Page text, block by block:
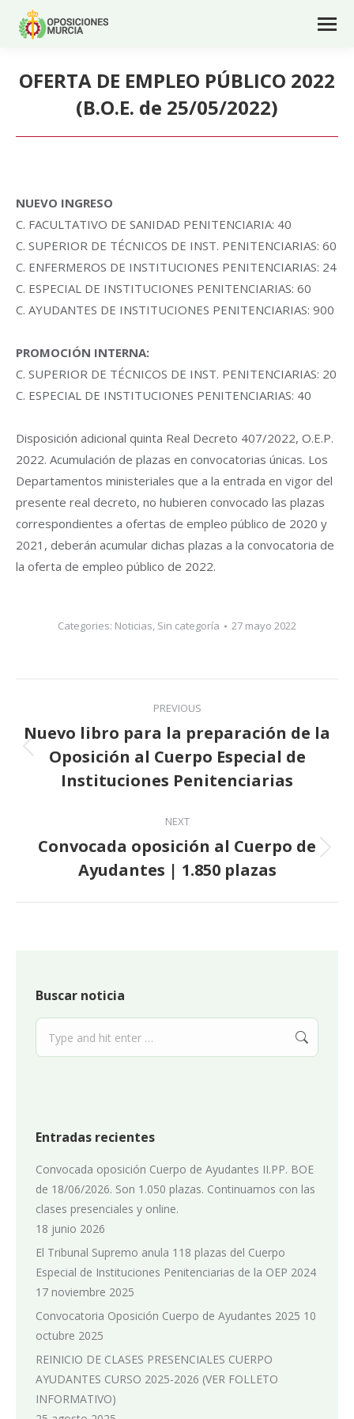
OFERTA DE EMPLEO PÚBLICO 2022
(B.O.E. de 25/05/2022)
NUEVO INGRESO
C. FACULTATIVO DE SANIDAD PENITENCIARIA: 40
C. SUPERIOR DE TÉCNICOS DE INST. PENITENCIARIAS: 60
C. ENFERMEROS DE INSTITUCIONES PENITENCIARIAS: 24
C. ESPECIAL DE INSTITUCIONES PENITENCIARIAS: 60
C. AYUDANTES DE INSTITUCIONES PENITENCIARIAS: 900
PROMOCIÓN INTERNA:
C. SUPERIOR DE TÉCNICOS DE INST. PENITENCIARIAS: 20
C. ESPECIAL DE INSTITUCIONES PENITENCIARIAS: 40
Disposición adicional quinta Real Decreto 407/2022, O.E.P.
2022. Acumulación de plazas en convocatorias únicas. Los
Departamentos ministeriales que a la entrada en vigor del
presente real decreto, no hubieren convocado las plazas
correspondientes a ofertas de empleo público de 2020 y
2021, deberán acumular dichas plazas a la convocatoria de
la oferta de empleo público de 2022.
Categories: Noticias, Sin categoría 27 mayo 2022
navigation
PREVIOUS
Previous
post:
Nuevo libro para la preparación de la
Oposición al Cuerpo Especial de
Instituciones Penitenciarias
NEXT
Next
post:
Convocada oposición al Cuerpo de
Ayudantes | 1.850 plazas
Buscar noticia
Search:
Entradas recientes
Convocada oposición Cuerpo de Ayudantes II.PP. BOE
de 18/06/2026. Son 1.050 plazas. Continuamos con las
clases presenciales y online.
18 junio 2026
El Tribunal Supremo anula 118 plazas del Cuerpo
Especial de Instituciones Penitenciarias de la OEP 2024
17 noviembre 2025
Convocatoria Oposición Cuerpo de Ayudantes 2025 10
octubre 2025
REINICIO DE CLASES PRESENCIALES CUERPO
AYUDANTES CURSO 2025-2026 (VER FOLLETO
INFORMATIVO)